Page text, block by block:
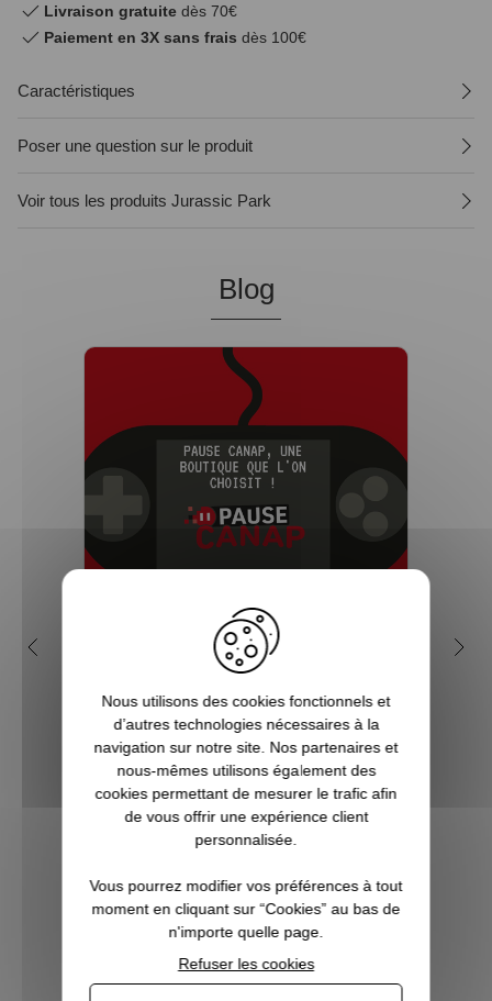
Livraison gratuite dès 70€
Paiement en 3X sans frais dès 100€
Caractéristiques
Poser une question sur le produit
Voir tous les produits Jurassic Park
Blog
5 bonnes raisons de choisir
Pause Canap
Vous êtes accro aux séries télé ? Toujours
à l’affût de la sortie du prochain film de
super-héros ? Les jeux vidéo ne sont pas
qu’un simple hobby pour vous, mais une
véritable passion ? Alors vous êtes, ici, sur
Pause Canap, à l’endro...
VOIR L'ARTICLE
Nous utilisons des cookies fonctionnels et
d’autres technologies nécessaires à la
navigation sur notre site. Nos partenaires et
nous-mêmes utilisons également des
cookies permettant de mesurer le trafic afin
de vous offrir une expérience client
personnalisée.
Vous pourrez modifier vos préférences à tout
moment en cliquant sur “Cookies” au bas de
n'importe quelle page.
Refuser les cookies